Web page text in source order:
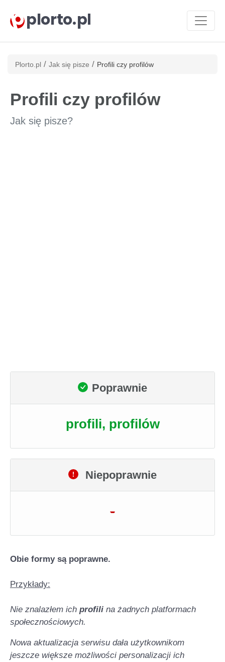
plorto.pl
Plorto.pl / Jak się pisze / Profili czy profilów
Profili czy profilów
Jak się pisze?
Poprawnie
profili, profilów
Niepoprawnie
-
Obie formy są poprawne.
Przykłady:
Nie znalazłem ich profili na żadnych platformach
społecznościowych.
Nowa aktualizacja serwisu dała użytkownikom
jeszcze większe możliwości personalizacji ich